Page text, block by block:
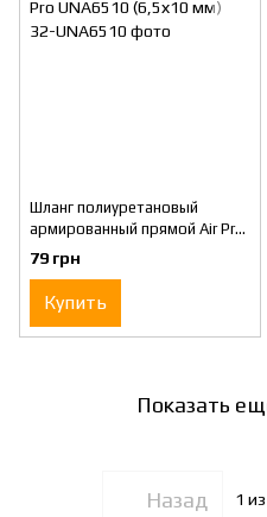
Шланг полиуретановый
армированный прямой Air Pro
UNA6510 (6,5х10 мм)
79 грн
Купить
Показать
Назад 1